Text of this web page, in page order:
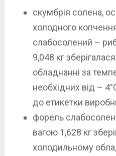
скумбрія солена,
холодного
слабосолений –
9,048 кг
обладнанні за
необхідних від –
до етикетки
форель
вагою 1,628 кг
холодильному